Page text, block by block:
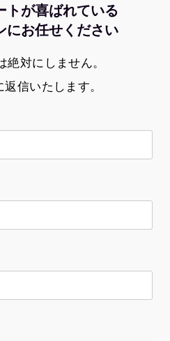
トが喜ばれている
にお任せください
絶対にしません。
信いたします。